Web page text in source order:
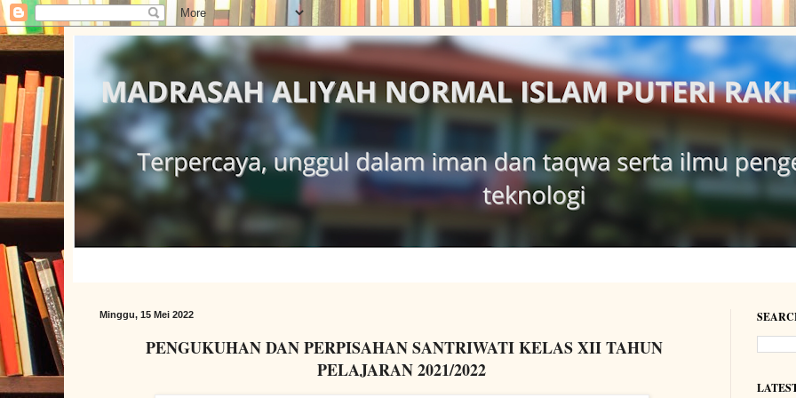
Minggu, 15 Mei 2022
PENGUKUHAN DAN PERPISAHAN SANTRIWATI KELAS XII TAHUN
PELAJARAN 2021/2022